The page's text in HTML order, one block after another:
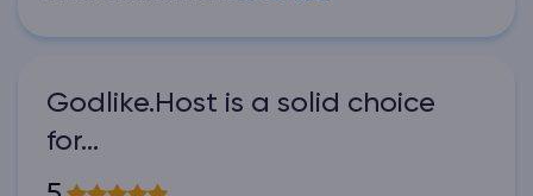
Godlike.Host is a solid choice
for…